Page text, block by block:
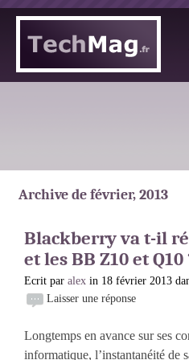
Archive de février, 2013
Blackberry va t-il
et les BB Z10 et Q10
Ecrit par alex in 18 février 2013
Laisser une réponse
Longtemps en avance sur ses
informatique, l’instantanéité de